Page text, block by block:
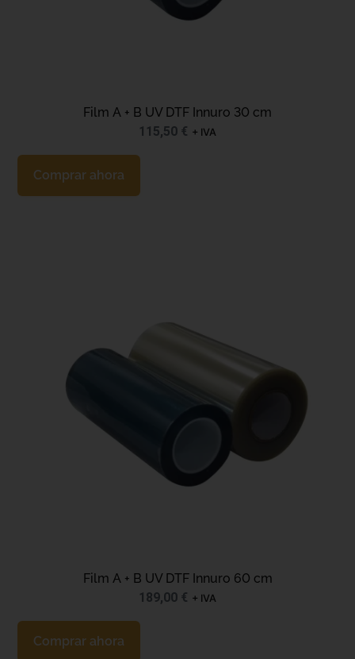
Film A + B UV DTF Innuro 30 cm
115,50 € + IVA
Comprar ahora
Film A + B UV DTF Innuro 60 cm
189,00 € + IVA
Comprar ahora